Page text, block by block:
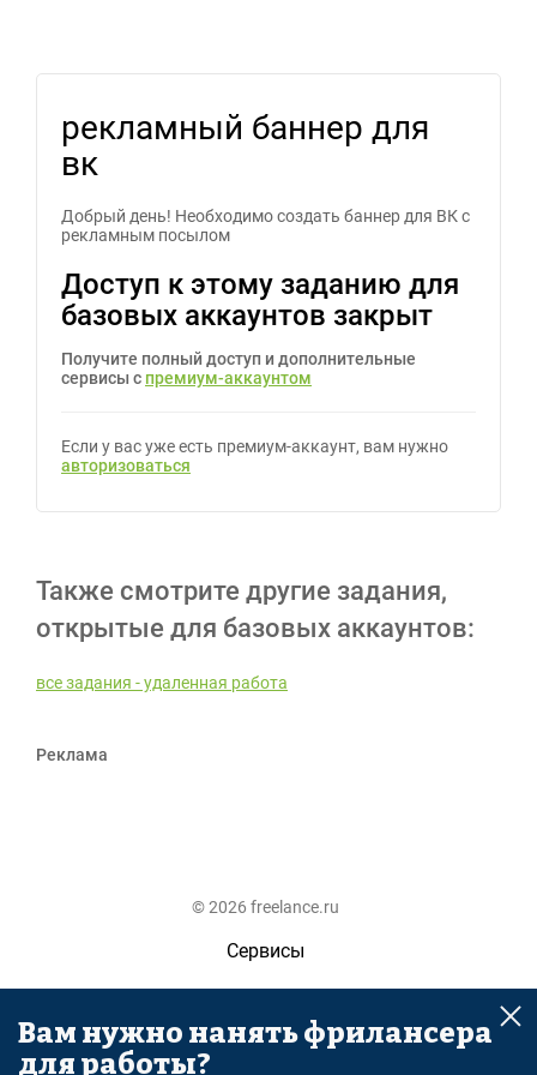
рекламный баннер для
вк
Добрый день! Необходимо создать баннер для ВК с
рекламным посылом
Доступ к этому заданию для
базовых аккаунтов закрыт
Получите полный доступ и дополнительные
сервисы с премиум-аккаунтом
Если у вас уже есть премиум-аккаунт, вам нужно
авторизоваться
Также смотрите другие задания,
открытые для базовых аккаунтов:
все задания - удаленная работа
Реклама
© 2026 freelance.ru
Сервисы
Помощь
Поиск
Вам нужно нанять фрилансера
для работы?